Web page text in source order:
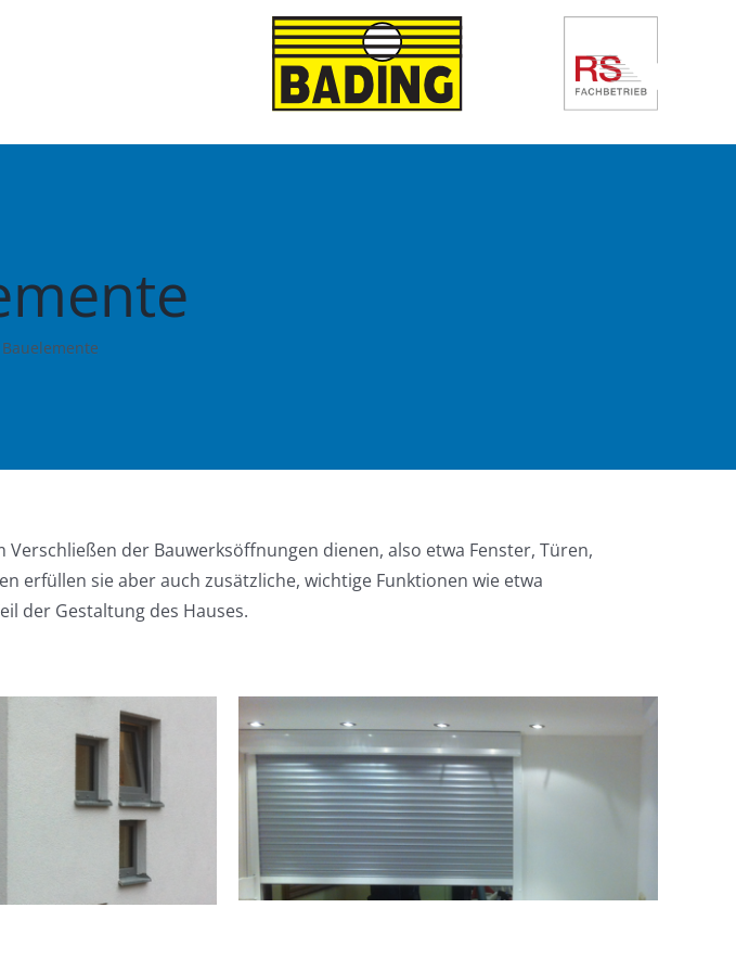
Bauelemente
der Bauwerksöffnungen dienen, also etwa Fenster, Türen,
erfüllen sie aber auch zusätzliche, wichtige Funktionen wie etwa
der Gestaltung des Hauses.
| Rolltore |
Sonnenschutz